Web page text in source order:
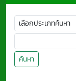
ค้นหา